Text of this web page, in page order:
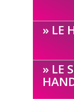
LE
LE